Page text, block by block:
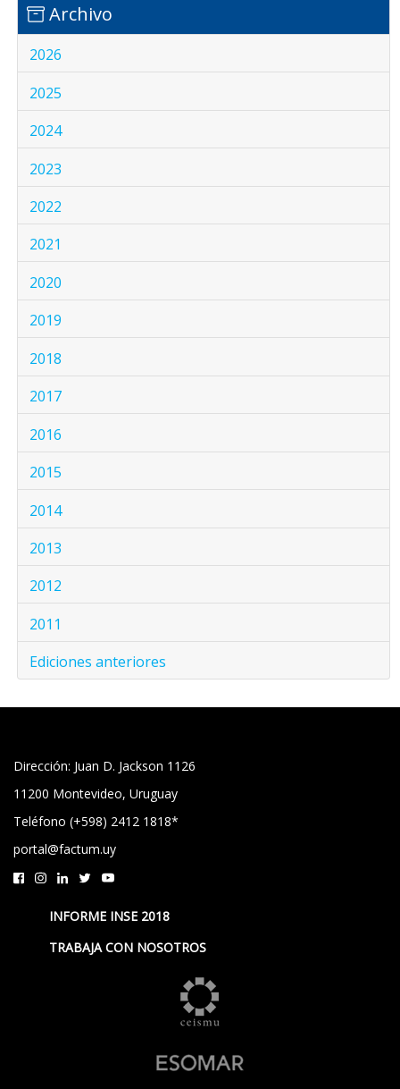
Archivo
2026
2025
2024
2023
2022
2021
2020
2019
2018
2017
2016
2015
2014
2013
2012
2011
Ediciones anteriores
Dirección: Juan D. Jackson 1126
11200 Montevideo, Uruguay
Teléfono (+598) 2412 1818*
portal@factum.uy
INFORME INSE 2018
TRABAJA CON NOSOTROS